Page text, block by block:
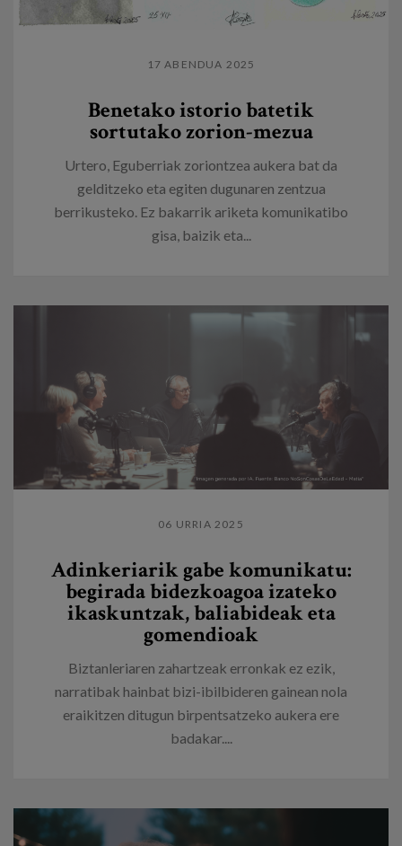
17 ABENDUA 2025
Benetako istorio batetik
sortutako zorion-mezua
Urtero, Eguberriak zoriontzea aukera bat da
gelditzeko eta egiten dugunaren zentzua
berrikusteko. Ez bakarrik ariketa komunikatibo
gisa, baizik eta...
06 URRIA 2025
Adinkeriarik gabe komunikatu:
begirada bidezkoagoa izateko
ikaskuntzak, baliabideak eta
gomendioak
Biztanleriaren zahartzeak erronkak ez ezik,
narratibak hainbat bizi-ibilbideren gainean nola
eraikitzen ditugun birpentsatzeko aukera ere
badakar....